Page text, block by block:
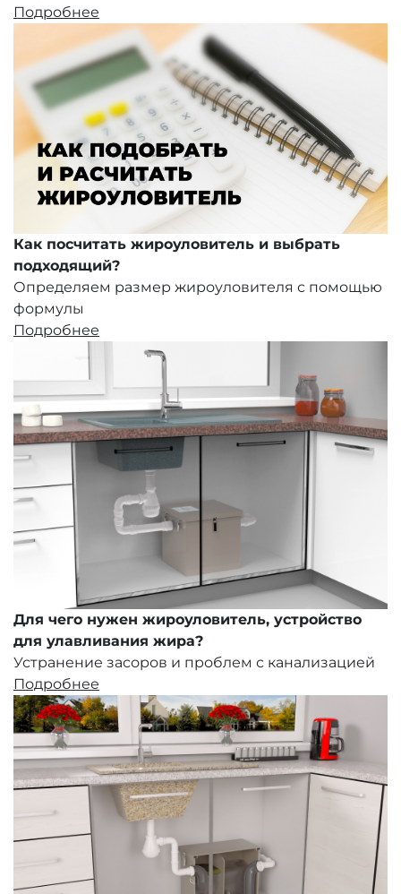
Подробнее
Как посчитать жироуловитель и выбрать
подходящий?
Определяем размер жироуловителя с помощью
формулы
Подробнее
Для чего нужен жироуловитель, устройство
для улавливания жира?
Устранение засоров и проблем с канализацией
Подробнее